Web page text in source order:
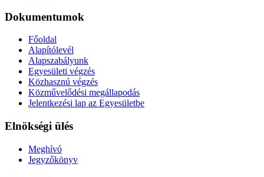
Dokumentumok
Főoldal
Alapítólevél
Alapszabályunk
Egyesületi végzés
Közhasznú végzés
Közművelődési megállapodás
Jelentkezési lap az Egyesületbe
Elnökségi ülés
Meghívó
Jegyzőkönyv